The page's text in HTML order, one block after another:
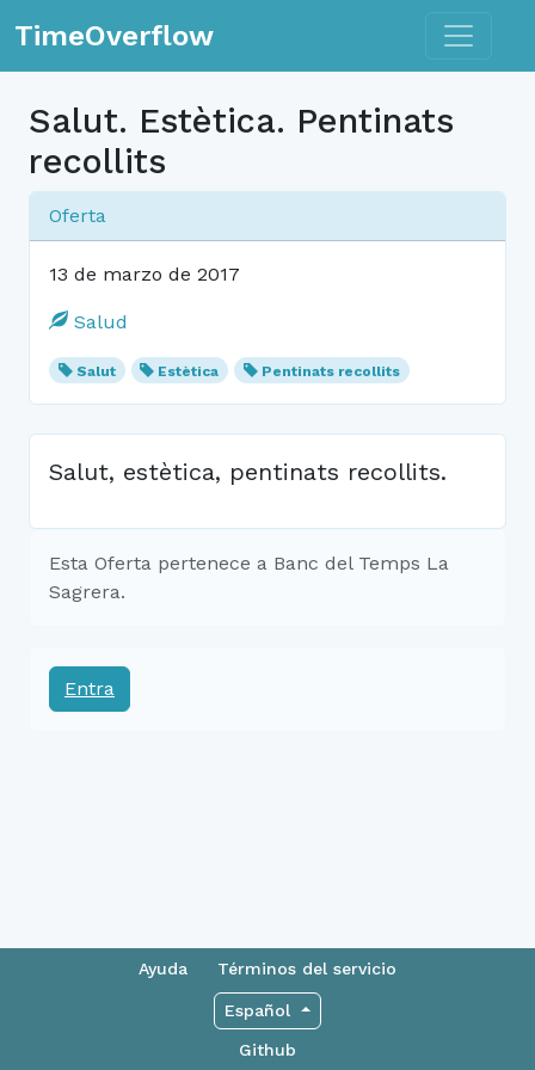
TimeOverflow Toggle
Salut. Estètica. Pentinats
recollits
Oferta
13 de marzo de 2017
Salud
Salut Estètica Pentinats recollits
Salut, estètica, pentinats recollits.
Esta Oferta pertenece a Banc del Temps La
Sagrera.
Entra
Ayuda Términos del servicio
Español
Github